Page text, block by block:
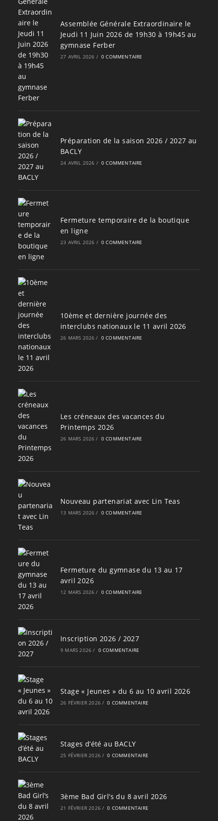
Assemblée Générale Extraordinaire le
Jeudi 11 Juin 2026 de 19h30 à 19h45 au
gymnase Ferber
27 AVRIL 2026 / 0 COMMENTAIRE
Préparation de la saison 2026 / 2027 au
BACLY
24 AVRIL 2026 / 0 COMMENTAIRE
Fermeture temporaire de la boutique
en ligne
23 AVRIL 2026 / 0 COMMENTAIRE
10ème et dernière journée des
interclubs nationaux le 11 avril 2026
26 MARS 2026 / 0 COMMENTAIRE
Les créneaux des vacances du
Printemps 2026
26 MARS 2026 / 0 COMMENTAIRE
Nouveau partenariat avec Lin Teas
13 MARS 2026 / 0 COMMENTAIRE
Fermeture du gymnase du 13 au 17
avril 2026
12 MARS 2026 / 0 COMMENTAIRE
Inscription 2026 / 2027
9 MARS 2026 / 0 COMMENTAIRE
Stage « Jeunes » du 6 au 10 avril 2026
26 FÉVRIER 2026 / 0 COMMENTAIRE
Stages d’été au BACLY
25 FÉVRIER 2026 / 0 COMMENTAIRE
3ème Bad Girl’s du 8 avril 2026
21 FÉVRIER 2026 / 0 COMMENTAIRE